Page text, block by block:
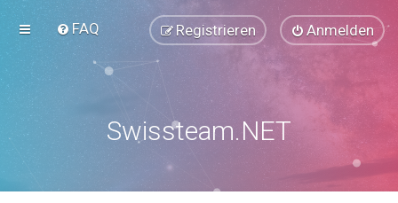
FAQ Anmelden
Registrieren
Swissteam.NET